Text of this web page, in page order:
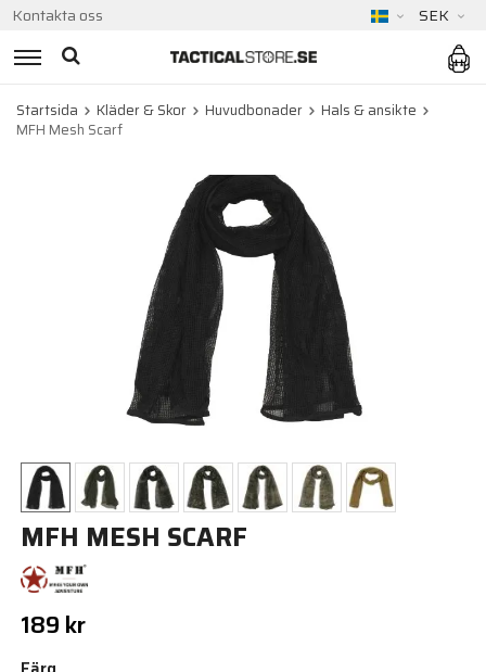
Kontakta oss SEK
Startsida Kläder & Skor Huvudbonader
Hals & ansikte
MFH Mesh Scarf
MFH MESH SCARF
189 kr